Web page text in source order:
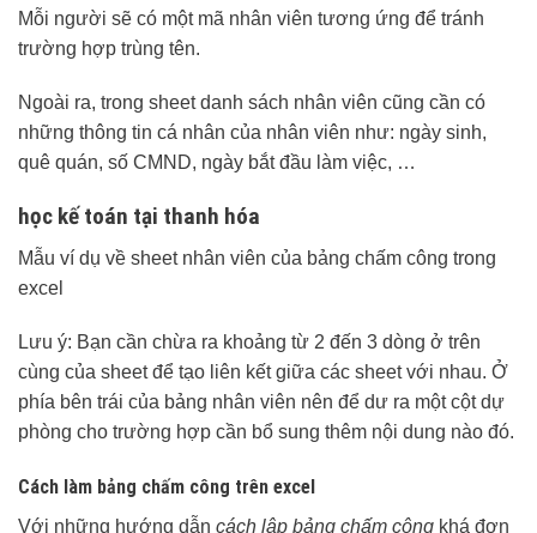
Mỗi người sẽ có một mã nhân viên tương ứng để tránh
trường hợp trùng tên.
Ngoài ra, trong sheet danh sách nhân viên cũng cần có
những thông tin cá nhân của nhân viên như: ngày sinh,
quê quán, số CMND, ngày bắt đầu làm việc, …
học kế toán tại thanh hóa
Mẫu ví dụ về sheet nhân viên của bảng chấm công trong
excel
Lưu ý: Bạn cần chừa ra khoảng từ 2 đến 3 dòng ở trên
cùng của sheet để tạo liên kết giữa các sheet với nhau. Ở
phía bên trái của bảng nhân viên nên để dư ra một cột dự
phòng cho trường hợp cần bổ sung thêm nội dung nào đó.
Cách làm bảng chấm công trên excel
Với những hướng dẫn cách lập bảng chấm công khá đơn